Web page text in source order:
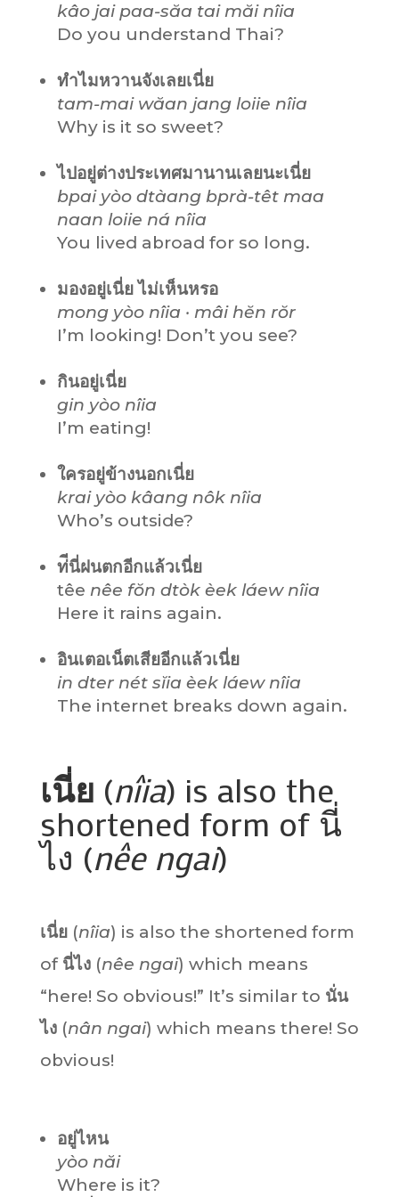
kâo jai paa-săa tai măi nîia
Do you understand Thai?
ทำไมหวานจังเลยเนี่ย
tam-mai wăan jang loiie nîia
Why is it so sweet?
ไปอยู่ต่างประเทศมานานเลยนะเนี่ย
bpai yòo dtàang bprà-têt maa
naan loiie ná nîia
You lived abroad for so long.
มองอยู่เนี่ย ไม่เห็นหรอ
mong yòo nîia · mâi hĕn rŏr
I’m looking! Don’t you see?
กินอยู่เนี่ย
gin yòo nîia
I’m eating!
ใครอยู่ข้างนอกเนี่ย
krai yòo kâang nôk nîia
Who’s outside?
ท่ีนี่ฝนตกอีกแล้วเนี่ย
têe nêe fŏn dtòk èek láew nîia
Here it rains again.
อินเตอเน็ตเสียอีกแล้วเนี่ย
in dter nét sĭia èek láew nîia
The internet breaks down again.
เนี่ย (nîia) is also the
shortened form of นี่
ไง (nêe ngai)
เนี่ย(nîia) is also the shortened form
ofนี่ไง(nêe ngai) which means
“here! So obvious!” It’s similar to นั่น
ไง(nân ngai) which means there! So
obvious!
อยู่ไหน
yòo năi
Where is it?